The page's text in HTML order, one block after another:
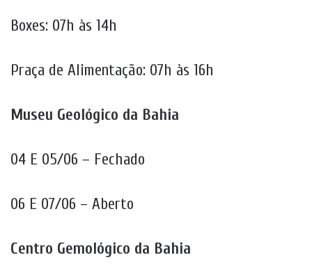
Boxes: 07h às 14h
Praça de Alimentação: 07h às 16h
Museu Geológico da Bahia
04 E 05/06 – Fechado
06 E 07/06 – Aberto
Centro Gemológico da Bahia